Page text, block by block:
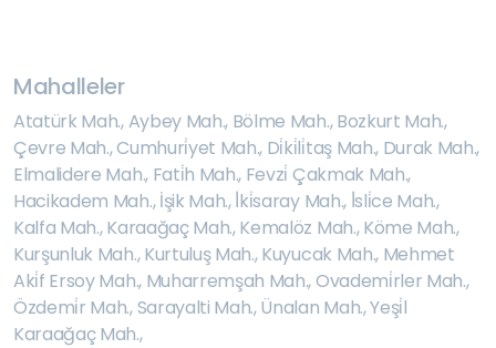
Mahalleler
Atatürk Mah.,Aybey Mah., Bölme Mah.,Bozkurt Mah.,
Çevre Mah.,Cumhuri̇yet Mah., Di̇ki̇li̇taş Mah., Durak Mah.,
Elmalidere Mah., Fati̇h Mah., Fevzi̇ Çakmak Mah.,
Hacikadem Mah.,İşik Mah.,İ̇ki̇saray Mah., İ̇sli̇ce Mah.,
Kalfa Mah.,Karaağaç Mah.,Kemalöz Mah.,Köme Mah.,
Kurşunluk Mah.,Kurtuluş Mah.,Kuyucak Mah., Mehmet
Aki̇f Ersoy Mah., Muharremşah Mah.,Ovademi̇rler Mah.,
Özdemi̇r Mah.,Sarayalti Mah.,Ünalan Mah.,Yeşi̇l
Karaağaç Mah.,